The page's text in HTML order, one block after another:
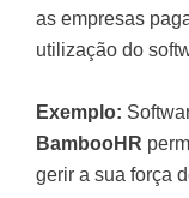
as empresas
utilização do
Exemplo:
BambooHR
gerir a sua força